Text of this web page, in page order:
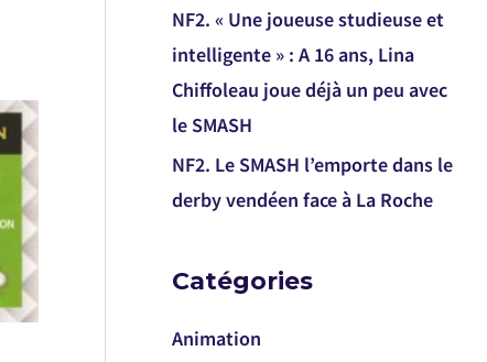
NF2. « Une joueuse studieuse et
intelligente » : A 16 ans, Lina
Chiffoleau joue déjà un peu avec
le SMASH
NF2. Le SMASH l’emporte dans le
derby vendéen face à La Roche
Catégories
Animation